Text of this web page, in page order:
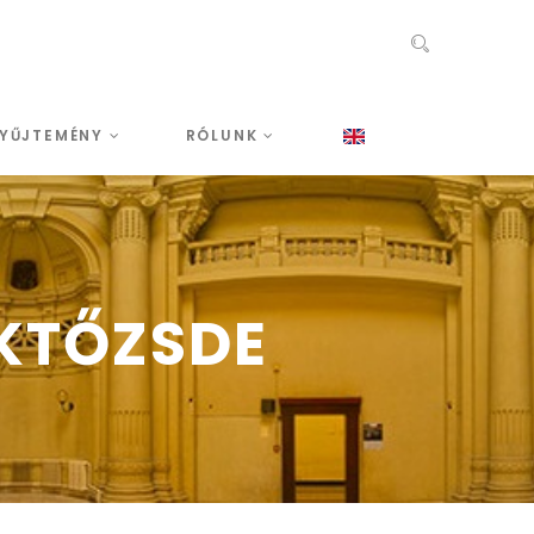
RÓLUNK